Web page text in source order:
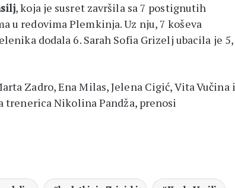
, koja je susret završila sa 7 postignutih
u redovima Plemkinja. Uz nju, 7 koševa
dodala 6. Sarah Sofia Grizelj ubacila je 5,
Zadro, Ena Milas, Jelena Cigić, Vita Vučina i
trenerica Nikolina Pandža, prenosi